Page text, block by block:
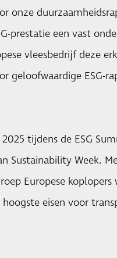
onze
prestatie een vast
vleesbedrijf deze
geloofwaardige ESG-
tijdens de ESG
Sustainability Week.
Europese koplopers
eisen voor